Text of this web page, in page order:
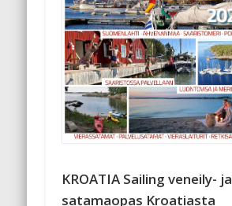
KROATIA Sailingveneily- ja
satamaopas Kroatiasta